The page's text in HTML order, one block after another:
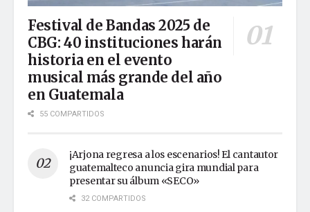
Festival de Bandas 2025 de
CBG: 40 instituciones harán
historia en el evento
musical más grande del año
en Guatemala
55 COMPARTIDOS
¡Arjona regresa a los escenarios! El cantautor
guatemalteco anuncia gira mundial para
presentar su álbum «SECO»
32 COMPARTIDOS